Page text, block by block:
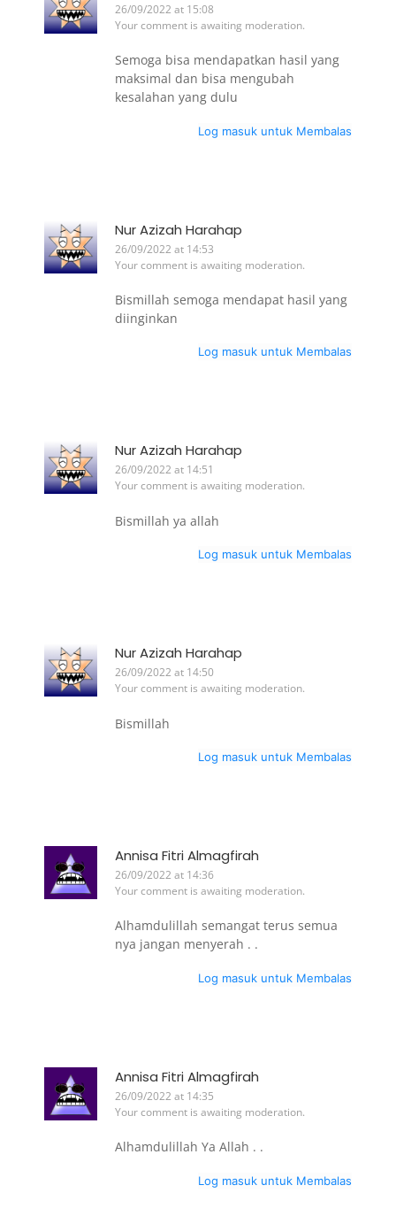
26/09/2022 at 15:08
Your comment is awaiting moderation.
Semoga bisa mendapatkan hasil yang
maksimal dan bisa mengubah
kesalahan yang dulu
Log masuk untuk Membalas
Nur Azizah Harahap
26/09/2022 at 14:53
Your comment is awaiting moderation.
Bismillah semoga mendapat hasil yang
diinginkan
Log masuk untuk Membalas
Nur Azizah Harahap
26/09/2022 at 14:51
Your comment is awaiting moderation.
Bismillah ya allah
Log masuk untuk Membalas
Nur Azizah Harahap
26/09/2022 at 14:50
Your comment is awaiting moderation.
Bismillah
Log masuk untuk Membalas
Annisa Fitri Almagfirah
26/09/2022 at 14:36
Your comment is awaiting moderation.
Alhamdulillah semangat terus semua
nya jangan menyerah . .
Log masuk untuk Membalas
Annisa Fitri Almagfirah
26/09/2022 at 14:35
Your comment is awaiting moderation.
Alhamdulillah Ya Allah . .
Log masuk untuk Membalas